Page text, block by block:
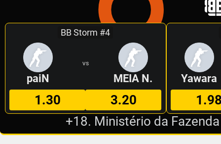
BB Storm #4
paiN
VS
MEIA N.
1.30 3.20
Yawara
+18. Ministério da